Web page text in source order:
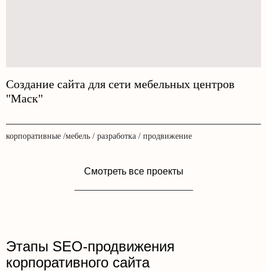
Создание сайта для сети мебельных центров
"Маск"
корпоративные /мебель / разработка / продвижение
Смотреть все проекты
Этапы SEO-продвижения
корпоративного сайта